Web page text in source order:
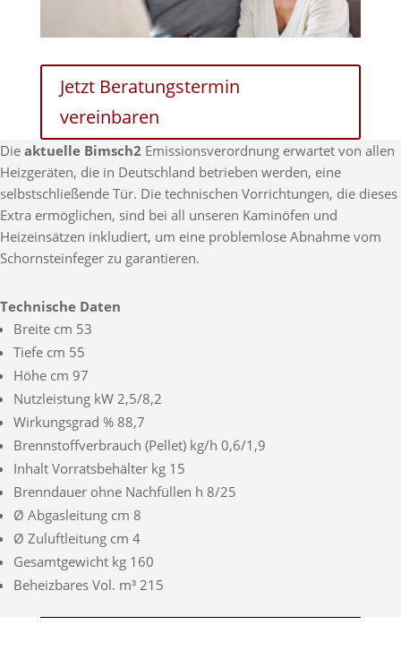
Jetzt Beratungstermin
vereinbaren
Die aktuelle Bimsch2 Emissionsverordnung erwartet von allen
Heizgeräten, die in Deutschland betrieben werden, eine
selbstschließende Tür. Die technischen Vorrichtungen, die dieses
Extra ermöglichen, sind bei all unseren Kaminöfen und
Heizeinsätzen inkludiert, um eine problemlose Abnahme vom
Schornsteinfeger zu garantieren.
Technische Daten
Breite cm 53
Tiefe cm 55
Höhe cm 97
Nutzleistung kW 2,5/8,2
Wirkungsgrad % 88,7
Brennstoffverbrauch (Pellet) kg/h 0,6/1,9
Inhalt Vorratsbehälter kg 15
Brenndauer ohne Nachfüllen h 8/25
Ø Abgasleitung cm 8
Ø Zuluftleitung cm 4
Gesamtgewicht kg 160
Beheizbares Vol. m³ 215